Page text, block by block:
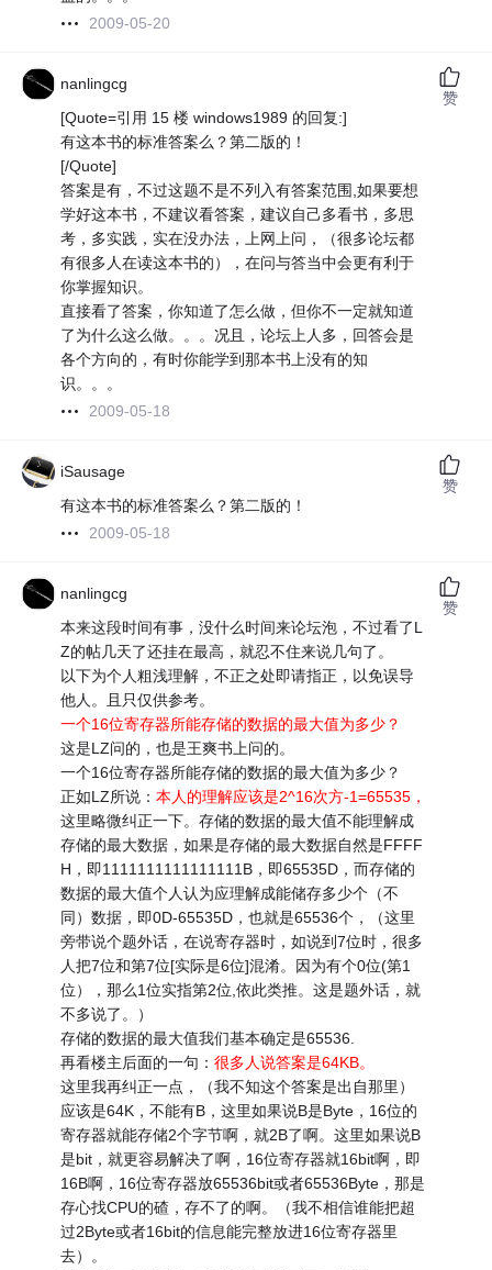
2009-05-20
nanlingcg
[Quote=引用 15 楼 windows1989 的回复:]
有这本书的标准答案么？第二版的！
[/Quote]
答案是有，不过这题不是不列入有答案范围,如果要想
学好这本书，不建议看答案，建议自己多看书，多思
考，多实践，实在没办法，上网上问，（很多论坛都
有很多人在读这本书的），在问与答当中会更有利于
你掌握知识。
直接看了答案，你知道了怎么做，但你不一定就知道
了为什么这么做。。。况且，论坛上人多，回答会是
各个方向的，有时你能学到那本书上没有的知
识。。。
2009-05-18
赞
iSausage
有这本书的标准答案么？第二版的！
2009-05-18
赞
nanlingcg
本来这段时间有事，没什么时间来论坛泡，不过看了L
Z的帖几天了还挂在最高，就忍不住来说几句了。
以下为个人粗浅理解，不正之处即请指正，以免误导
他人。且只仅供参考。
一个16位寄存器所能存储的数据的最大值为多少？
这是LZ问的，也是王爽书上问的。
一个16位寄存器所能存储的数据的最大值为多少？
正如LZ所说：本人的理解应该是2^16次方-1=65535，
这里略微纠正一下。存储的数据的最大值不能理解成
存储的最大数据，如果是存储的最大数据自然是FFFF
H，即1111111111111111B，即65535D，而存储的
数据的最大值个人认为应理解成能储存多少个（不
同）数据，即0D-65535D，也就是65536个，（这里
旁带说个题外话，在说寄存器时，如说到7位时，很多
人把7位和第7位[实际是6位]混淆。因为有个0位(第1
位），那么1位实指第2位,依此类推。这是题外话，就
不多说了。）
存储的数据的最大值我们基本确定是65536.
再看楼主后面的一句：很多人说答案是64KB。
这里我再纠正一点，（我不知这个答案是出自那里）
应该是64K，不能有B，这里如果说B是Byte，16位的
寄存器就能存储2个字节啊，就2B了啊。这里如果说B
是bit，就更容易解决了啊，16位寄存器就16bit啊，即
16B啊，16位寄存器放65536bit或者65536Byte，那是
存心找CPU的碴，存不了的啊。（我不相信谁能把超
过2Byte或者16bit的信息能完整放进16位寄存器里
去）。
赞